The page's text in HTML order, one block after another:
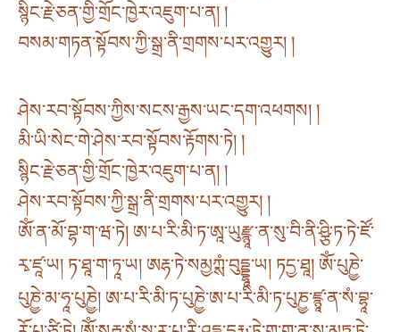
སྙིང་རྗེ་ཅན་གྱི་གྲོང་ཁྱེར་འཇུག་པ་ན། །
བསམ་གཏན་སྟོབས་ཀྱི་སྒྲ་ནི་གྲགས་པར་འགྱུར། །
ཤེས་རབ་སྟོབས་ཀྱིས་སངས་རྒྱས་ཡང་དག་འཕགས། །
མི་ཡི་སེང་གེ་ཤེས་རབ་སྟོབས་རྟོགས་ཏེ། །
སྙིང་རྗེ་ཅན་གྱི་གྲོང་ཁྱེར་འཇུག་པ་ན། །
ཤེས་རབ་སྟོབས་ཀྱི་སྒྲ་ནི་གྲགས་པར་འགྱུར། །
ཨོཾ་ན་མོ་བྷ་ག་ཝ་ཏེ། ཨ་པ་རི་མི་ཏ་ཨཱ་ཡུརྫྙཱ་ན་སུ་བི་ནི་ཤྩི་ཏ་ཏེ་ཛོ་
རྭ་ཛཱ་ཡ། ཏ་ཐཱ་ག་ཏཱ་ཡ། ཨརྷ་ཏེ་སམྱཀྶཾ་བུདྡྷཱ་ཡ། ཏདྱ་ཐཱ། ཨོཾ་པུཎྱེ་
པུཎྱེ་མ་ཧཱ་པུཎྱེ། ཨ་པ་རི་མི་ཏ་པུཎྱེ་ཨ་པ་རི་མི་ཏ་པུཎྱ་ཛྙཱ་ན་སཾ་བྷཱ་